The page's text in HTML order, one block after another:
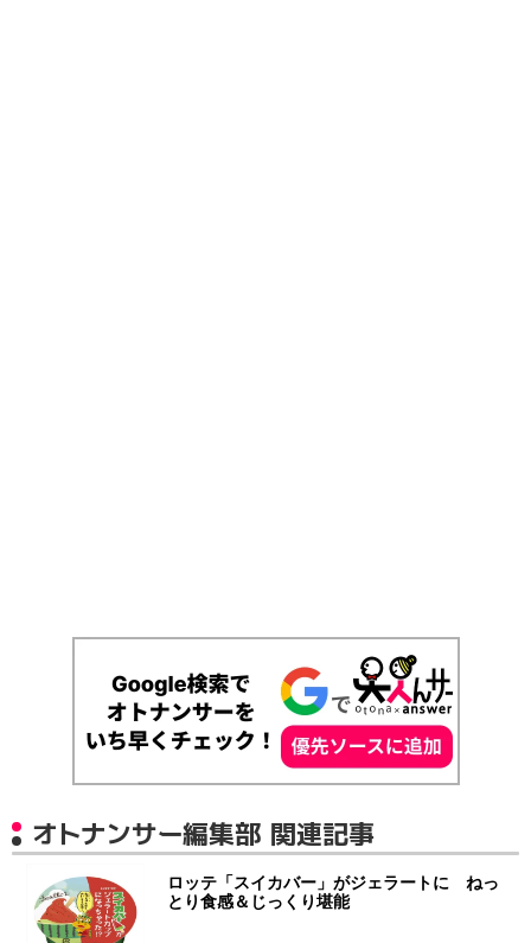
オトナンサー編集部 関連記事
ロッテ「スイカバー」がジェラートに ねっ
とり食感＆じっくり堪能